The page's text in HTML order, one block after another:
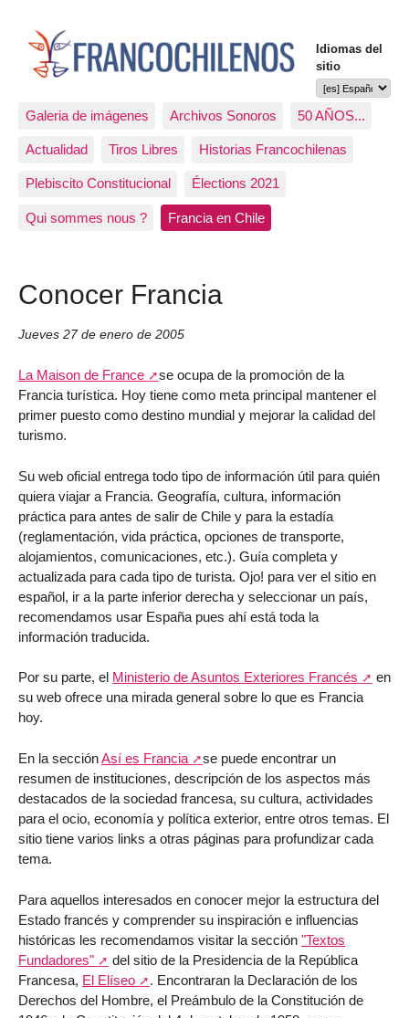
Idiomas del
sitio
Galeria de imágenes Archivos Sonoros 50 AÑOS...
Actualidad Tiros Libres Historias Francochilenas
Plebiscito Constitucional Élections 2021
Qui sommes nous ? Francia en Chile
Conocer Francia
Jueves 27 de enero de 2005
La Maison de France
se ocupa de la promoción de la
Francia turística. Hoy tiene como meta principal mantener el
primer puesto como destino mundial y mejorar la calidad del
turismo.
Su web oficial entrega todo tipo de información útil para quién
quiera viajar a Francia. Geografía, cultura, información
práctica para antes de salir de Chile y para la estadía
(reglamentación, vida práctica, opciones de transporte,
alojamientos, comunicaciones, etc.). Guía completa y
actualizada para cada tipo de turista. Ojo! para ver el sitio en
español, ir a la parte inferior derecha y seleccionar un país,
recomendamos usar España pues ahí está toda la
información traducida.
Por su parte, el Ministerio de Asuntos Exteriores Francés
en
su web ofrece una mirada general sobre lo que es Francia
hoy.
En la secciónAsí es Francia
se puede encontrar un
resumen de instituciones, descripción de los aspectos más
destacados de la sociedad francesa, su cultura, actividades
para el ocio, economía y política exterior, entre otros temas. El
sitio tiene varios links a otras páginas para profundizar cada
tema.
Para aquellos interesados en conocer mejor la estructura del
Estado francés y comprender su inspiración e influencias
históricas les recomendamos visitar la sección "Textos
Fundadores"
del sitio de la Presidencia de la República
Francesa, El Elíseo
. Encontraran la Declaración de los
Derechos del Hombre, el Preámbulo de la Constitución de